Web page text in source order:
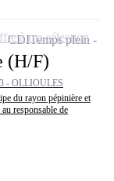
(H/F)
- OLLIOULES
du rayon pépinière et
responsable de
CDITemps plein
à ma sélection